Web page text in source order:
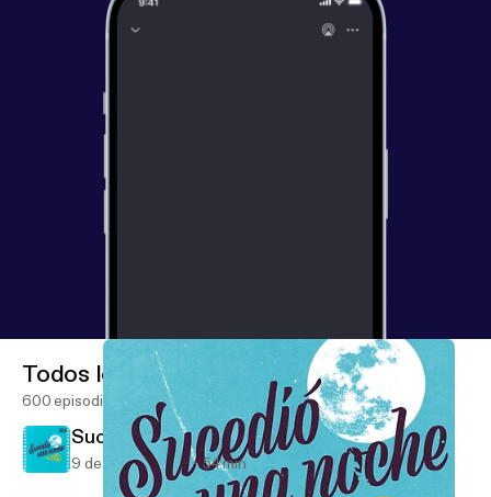
Todos los episodios
600 episodios
Sucedió una noche colección | De miedo
9 de ago de 2026 54 min